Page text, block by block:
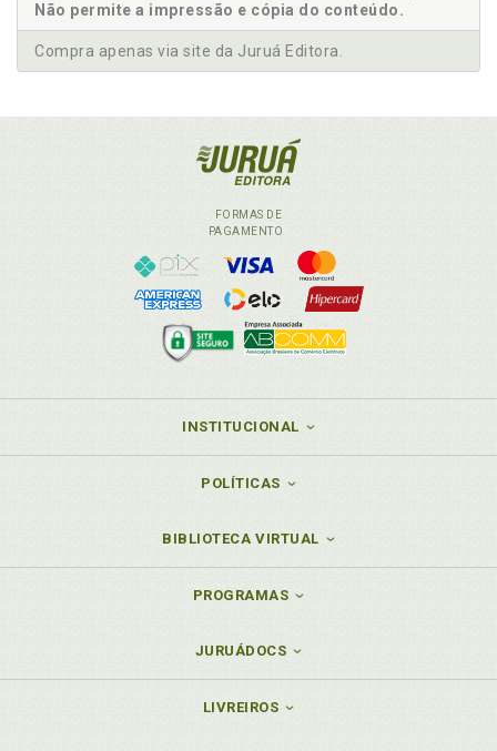
Não permite a impressão e cópia do conteúdo.
Compra apenas via site da Juruá Editora.
FORMAS DE
PAGAMENTO
INSTITUCIONAL
POLÍTICAS
BIBLIOTECA VIRTUAL
PROGRAMAS
JURUÁDOCS
LIVREIROS